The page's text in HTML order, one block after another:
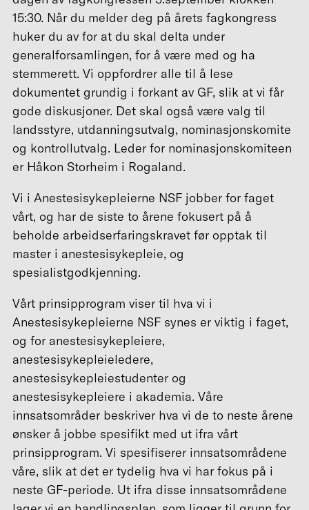
15:30. Når du melder deg på årets fagkongress
huker du av for at du skal delta under
generalforsamlingen, for å være med og ha
stemmerett. Vi oppfordrer alle til å lese
dokumentet grundig i forkant av GF, slik at vi får
gode diskusjoner. Det skal også være valg til
landsstyre, utdanningsutvalg, nominasjonskomite
og kontrollutvalg. Leder for nominasjonskomiteen
er Håkon Storheim i Rogaland.
Vi i Anestesisykepleierne NSF jobber for faget
vårt, og har de siste to årene fokusert på å
beholde arbeidserfaringskravet før opptak til
master i anestesisykepleie, og
spesialistgodkjenning.
Vårt prinsipprogram viser til hva vi i
Anestesisykepleierne NSF synes er viktig i faget,
og for anestesisykepleiere,
anestesisykepleieledere,
anestesisykepleiestudenter og
anestesisykepleiere i akademia. Våre
innsatsområder beskriver hva vi de to neste årene
ønsker å jobbe spesifikt med ut ifra vårt
prinsipprogram. Vi spesifiserer innsatsområdene
våre, slik at det er tydelig hva vi har fokus på i
neste GF-periode. Ut ifra disse innsatsområdene